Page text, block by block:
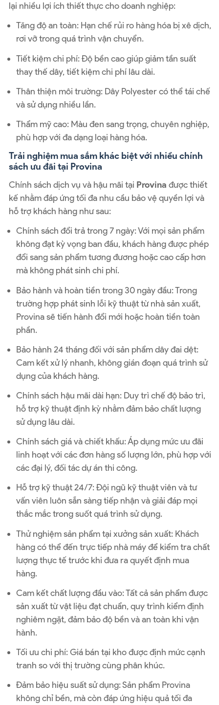
lại nhiều lợi ích thiết thực cho doanh nghiệp:
Tăng độ an toàn: Hạn chế rủi ro hàng hóa bị xê dịch,
rơi vỡ trong quá trình vận chuyển.
Tiết kiệm chi phí: Độ bền cao giúp giảm tần suất
thay thế dây, tiết kiệm chi phí lâu dài.
Thân thiện môi trường: Dây Polyester có thể tái chế
và sử dụng nhiều lần.
Thẩm mỹ cao: Màu đen sang trọng, chuyên nghiệp,
phù hợp với đa dạng loại hàng hóa.
Trải nghiệm mua sắm khác biệt với nhiều chính
sách ưu đãi tại Provina
Chính sách dịch vụ và hậu mãi tại Provina được thiết
kế nhằm đáp ứng tối đa nhu cầu bảo vệ quyền lợi và
hỗ trợ khách hàng như sau:
Chính sách đổi trả trong 7 ngày: Với mọi sản phẩm
không đạt kỳ vọng ban đầu, khách hàng được phép
đổi sang sản phẩm tương đương hoặc cao cấp hơn
mà không phát sinh chi phí.
Bảo hành và hoàn tiền trong 30 ngày đầu: Trong
trường hợp phát sinh lỗi kỹ thuật từ nhà sản xuất,
Provina sẽ tiến hành đổi mới hoặc hoàn tiền toàn
phần.
Bảo hành 24 tháng đối với sản phẩm dây đai dệt:
Cam kết xử lý nhanh, không gián đoạn quá trình sử
dụng của khách hàng.
Chính sách hậu mãi dài hạn: Duy trì chế độ bảo trì,
hỗ trợ kỹ thuật định kỳ nhằm đảm bảo chất lượng
sử dụng lâu dài.
Chính sách giá và chiết khấu: Áp dụng mức ưu đãi
linh hoạt với các đơn hàng số lượng lớn, phù hợp với
các đại lý, đối tác dự án thi công.
Hỗ trợ kỹ thuật 24/7: Đội ngũ kỹ thuật viên và tư
vấn viên luôn sẵn sàng tiếp nhận và giải đáp mọi
thắc mắc trong suốt quá trình sử dụng.
Thử nghiệm sản phẩm tại xưởng sản xuất: Khách
hàng có thể đến trực tiếp nhà máy để kiểm tra chất
lượng thực tế trước khi đưa ra quyết định mua
hàng.
Cam kết chất lượng đầu vào: Tất cả sản phẩm được
sản xuất từ vật liệu đạt chuẩn, quy trình kiểm định
nghiêm ngặt, đảm bảo độ bền và an toàn khi vận
hành.
Tối ưu chi phí: Giá bán tại kho được định mức cạnh
tranh so với thị trường cùng phân khúc.
Đảm bảo hiệu suất sử dụng: Sản phẩm Provina
không chỉ bền, mà còn đáp ứng hiệu quả tối đa